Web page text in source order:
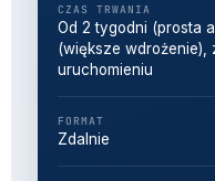
CZAS TRWANIA
Od 2 tygodni (prosta
(większe wdrożenie),
uruchomieniu
FORMAT
Zdalnie